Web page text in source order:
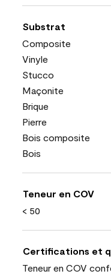
Substrat
Composite
Vinyle
Stucco
Maçonite
Brique
Pierre
Bois composite
Bois
Teneur en COV
< 50
Certifications et
Teneur en COV